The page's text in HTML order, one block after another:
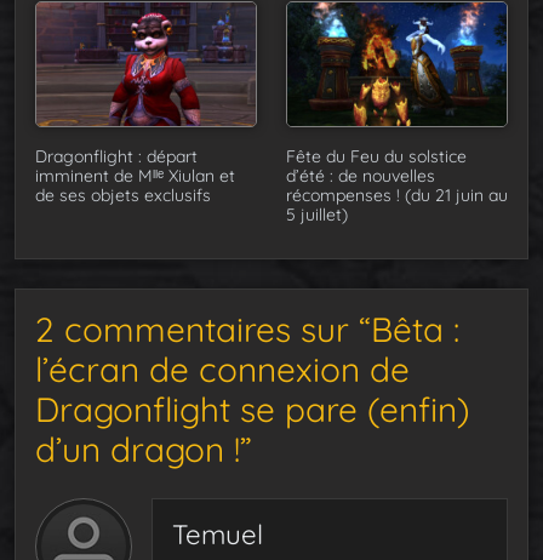
Dragonflight : départ
imminent de Mˡˡᵉ Xiulan et
de ses objets exclusifs
Fête du Feu du solstice
d’été : de nouvelles
récompenses ! (du 21 juin au
5 juillet)
2 commentaires sur “Bêta :
l’écran de connexion de
Dragonflight se pare (enfin)
d’un dragon !”
Temuel